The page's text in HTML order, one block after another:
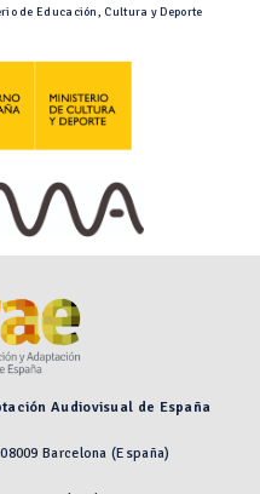
de Educación, Cultura y Deporte
Audiovisual de España
Barcelona (España)